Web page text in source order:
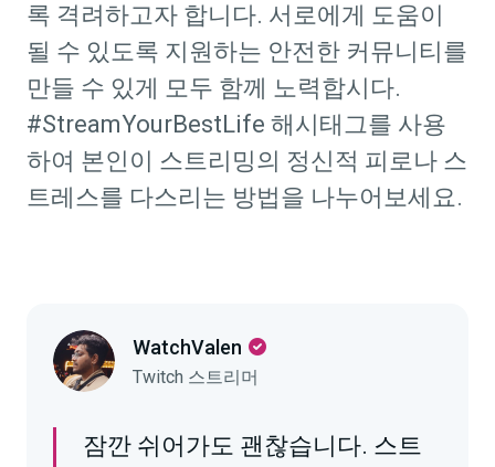
록 격려하고자 합니다. 서로에게 도움이
될 수 있도록 지원하는 안전한 커뮤니티를
만들 수 있게 모두 함께 노력합시다.
#StreamYourBestLife 해시태그를 사용
하여 본인이 스트리밍의 정신적 피로나 스
트레스를 다스리는 방법을 나누어보세요.
WatchValen
Twitch 스트리머
잠깐 쉬어가도 괜찮습니다. 스트